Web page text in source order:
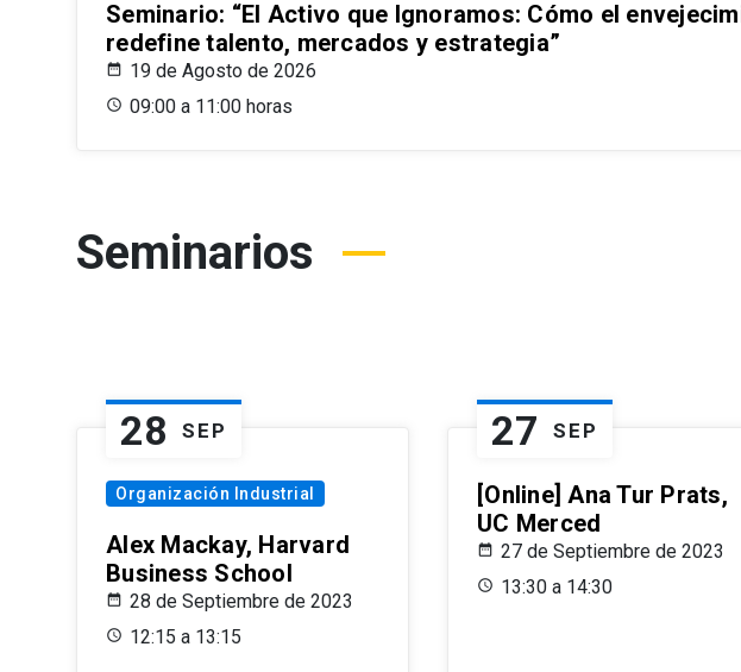
Seminario: “El Activo que Ignoramos: Cómo el
redefine talento, mercados y estrategia”
19 de Agosto de 2026
09:00 a 11:00 horas
Seminarios
28 SEP
Organización Industrial
Alex Mackay, Harvard
Business School
28 de Septiembre de 2023
12:15 a 13:15
27 SEP
[Online] Ana Tur Prats,
UC Merced
27 de Septiembre de 2023
13:30 a 14:30